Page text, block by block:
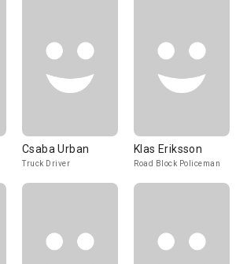
Csaba Urban
Truck Driver
Klas Eriksson
Road Block Policeman